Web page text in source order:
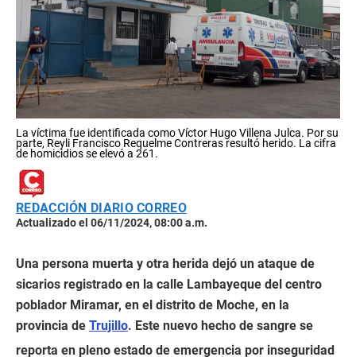
La víctima fue identificada como Víctor Hugo Villena Julca. Por su
parte, Reyli Francisco Requelme Contreras resultó herido. La cifra
de homicidios se elevó a 261.
REDACCIÓN DIARIO CORREO
Actualizado el 06/11/2024, 08:00 a.m.
Una persona muerta y otra herida dejó un ataque de
sicarios registrado en la calle Lambayeque del centro
poblador Miramar, en el distrito de Moche, en la
provincia de Trujillo. Este nuevo hecho de sangre se
reporta en pleno estado de emergencia por inseguridad